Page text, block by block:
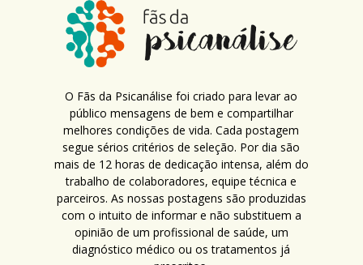
O Fãs da Psicanálise foi criado para levar ao
público mensagens de bem e compartilhar
melhores condições de vida. Cada postagem
segue sérios critérios de seleção. Por dia são
mais de 12 horas de dedicação intensa, além do
trabalho de colaboradores, equipe técnica e
parceiros. As nossas postagens são produzidas
com o intuito de informar e não substituem a
opinião de um profissional de saúde, um
diagnóstico médico ou os tratamentos já